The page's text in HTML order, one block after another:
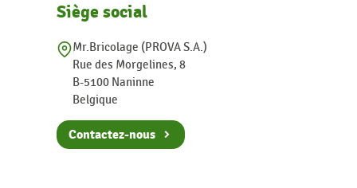
Siège social
Mr.Bricolage (PROVA S.A.)
Rue des Morgelines, 8
B-5100 Naninne
Belgique
Contactez-nous